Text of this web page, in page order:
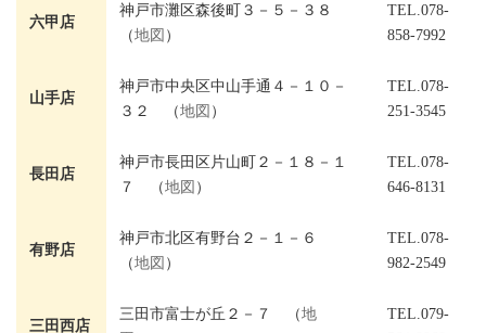
六甲店
神戸市灘区森後町３－５－３８
（地図 ）
TEL.078-
858-7992
山手店
神戸市中央区中山手通４－１０－
３２ （地図 ）
TEL.078-
251-3545
長田店
神戸市長田区片山町２－１８－１
７ （地図 ）
TEL.078-
646-8131
有野店
神戸市北区有野台２－１－６
（地図 ）
TEL.078-
982-2549
三田西店
三田市富士が丘２－７ （地
TEL.079-